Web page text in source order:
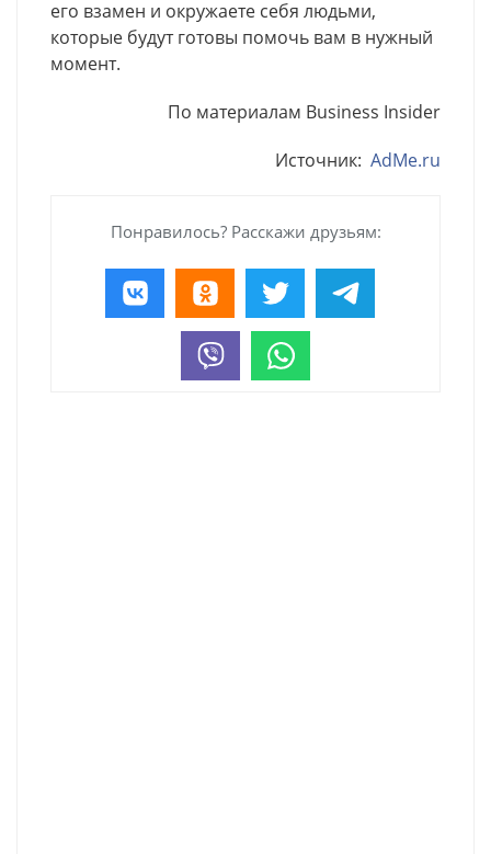
его взамен и окружаете себя людьми,
которые будут готовы помочь вам в нужный
момент.
По материалам Business Insider
Источник: AdMe.ru
Понравилось? Расскажи друзьям: